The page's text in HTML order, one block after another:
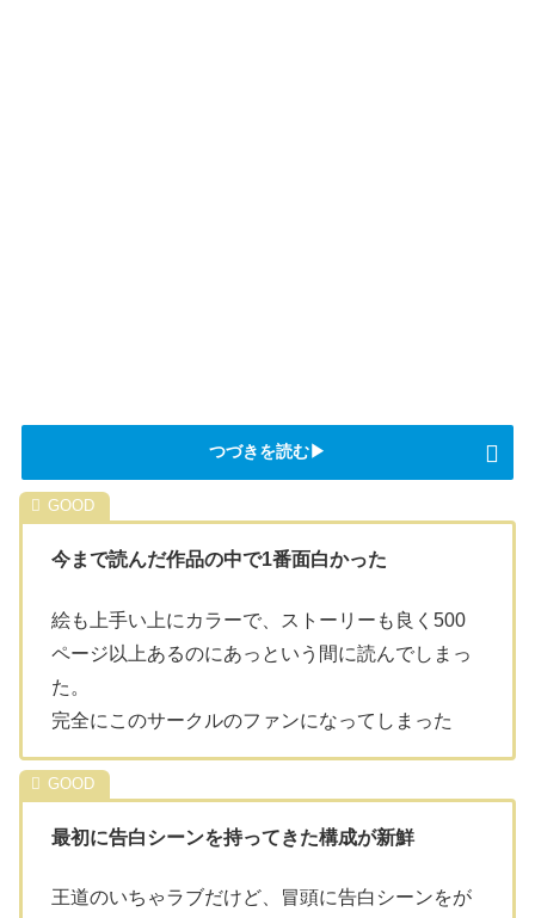
つづきを読む▶
今まで読んだ作品の中で1番面白かった
絵も上手い上にカラーで、ストーリーも良く500
ページ以上あるのにあっという間に読んでしまっ
た。
完全にこのサークルのファンになってしまった
最初に告白シーンを持ってきた構成が新鮮
王道のいちゃラブだけど、冒頭に告白シーンをが